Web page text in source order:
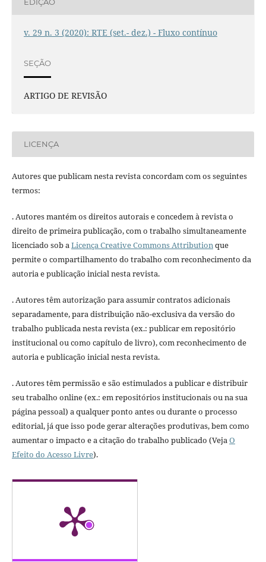
EDIÇÃO
v. 29 n. 3 (2020): RTE (set.- dez.) - Fluxo contínuo
SEÇÃO
ARTIGO DE REVISÃO
LICENÇA
Autores que publicam nesta revista concordam com os seguintes
termos:
. Autores mantém os direitos autorais e concedem à revista o
direito de primeira publicação, com o trabalho simultaneamente
licenciado sob aLicença Creative Commons Attributionque
permite o compartilhamento do trabalho com reconhecimento da
autoria e publicação inicial nesta revista.
. Autores têm autorização para assumir contratos adicionais
separadamente, para distribuição não-exclusiva da versão do
trabalho publicada nesta revista (ex.: publicar em repositório
institucional ou como capítulo de livro), com reconhecimento de
autoria e publicação inicial nesta revista.
. Autores têm permissão e são estimulados a publicar e distribuir
seu trabalho online (ex.: em repositórios institucionais ou na sua
página pessoal) a qualquer ponto antes ou durante o processo
editorial, já que isso pode gerar alterações produtivas, bem como
aumentar o impacto e a citação do trabalho publicado (VejaO
Efeito do Acesso Livre).